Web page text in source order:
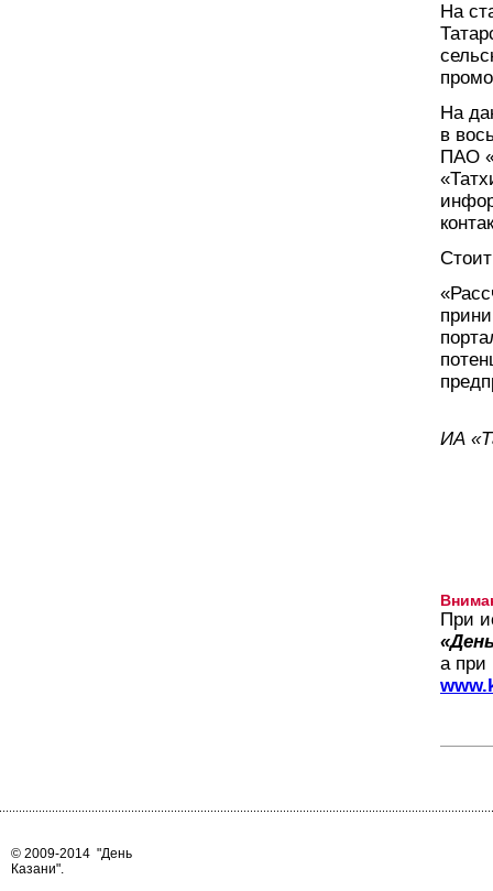
На
На
в
ПАО
ИА
При
а при
© 2009-2014 "День
Казани".